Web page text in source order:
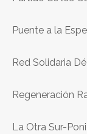
Puente a la
Red Solidaria
Regeneración
La Otra Sur-